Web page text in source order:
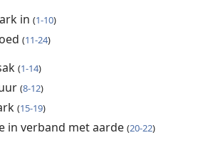
in (1-10)
(11-24)
(1-14)
(8-12)
(15-19)
in verband met aarde (20-22)